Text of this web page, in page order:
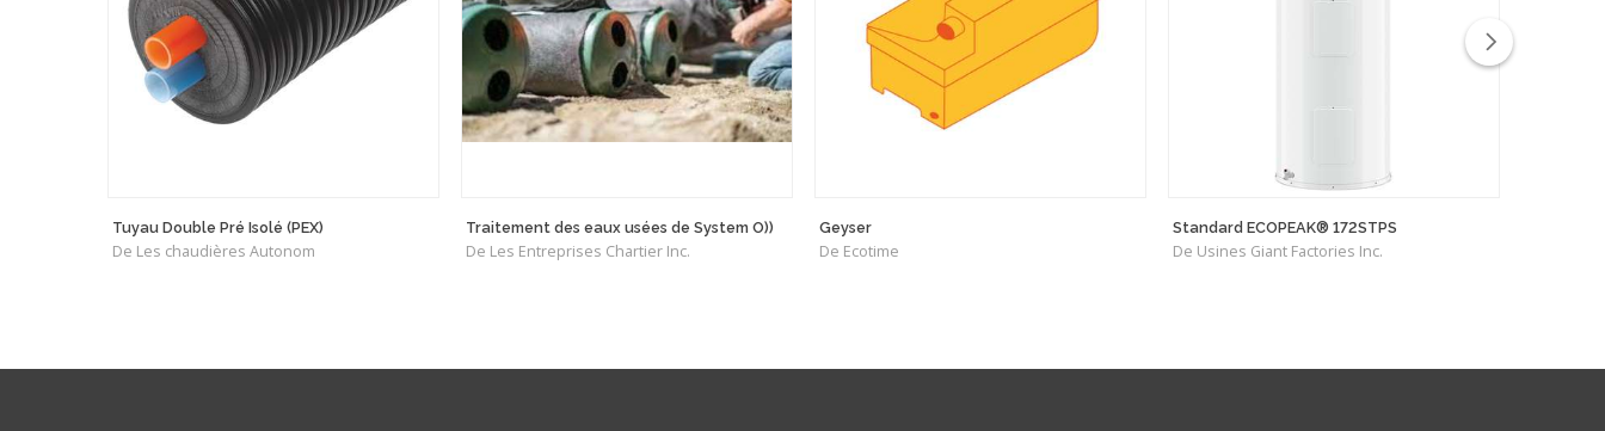
Tuyau Double Pré Isolé (PEX)
De Les chaudières Autonom
Traitement des eaux usées de System O))
De Les Entreprises Chartier Inc.
Geyser
De Ecotime
Standard ECOPEAK® 172STPS
De Usines Giant Factories Inc.